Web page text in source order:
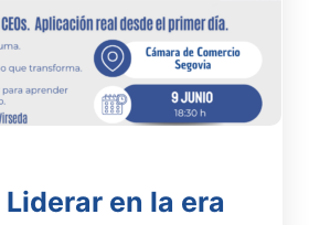
Liderar en la era